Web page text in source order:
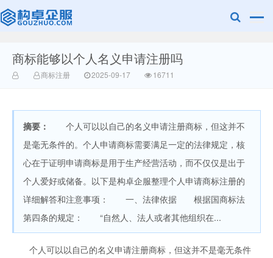
赣州乐融知识
产权有限公司
商标能够以个人名义申请注册吗
商标注册 2025-09-17 16711
摘要：
个人可以以自己的名义申请注册商标，但这并不
是毫无条件的。个人申请商标需要满足一定的法律规定，核
心在于证明申请商标是用于生产经营活动，而不仅仅是出于
个人爱好或储备。以下是构卓企服整理个人申请商标注册的
详细解答和注意事项： 一、法律依据 根据国商标法
第四条的规定： “自然人、法人或者其他组织在...
个人可以以自己的名义申请注册商标，但这并不是毫无条件